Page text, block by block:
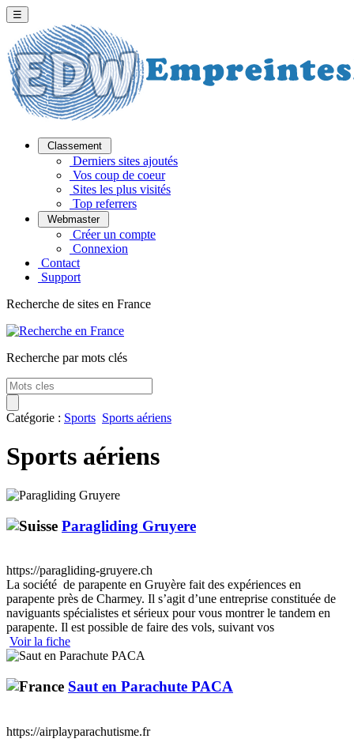
☰
Classement
Derniers sites ajoutés
Vos coup de coeur
Sites les plus visités
Top referrers
Webmaster
Créer un compte
Connexion
Contact
Support
Recherche de sites en France
Recherche par mots clés
Catégorie : Sports Sports aériens
Sports aériens
Paragliding Gruyere
https://paragliding-gruyere.ch
La société de parapente en Gruyère fait des expériences en
parapente près de Charmey. Il s’agit d’une entreprise constituée de
naviguants spécialistes et sérieux pour vous montrer le tandem en
parapente. Il est possible de faire des vols, suivant vos
Voir la fiche
Saut en Parachute PACA
https://airplayparachutisme.fr